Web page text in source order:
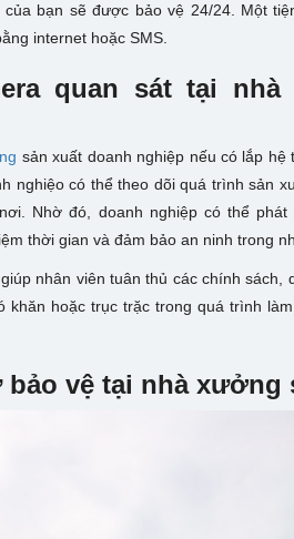
bạn sẽ được bảo vệ 24/24. Một
internet hoặc SMS.
quan sáttại nhà
sản xuất doanh nghiệp nếu có lắp
nghiệo có thể theo dõi quá trình sản
Nhờ đó, doanh nghiệp có thể
thời gian và đảm bảo an ninh trong
nhân viên tuân thủ các chính
khăn hoặc trục trặc trong quá trình
bảo vệ tại nhà xưởng